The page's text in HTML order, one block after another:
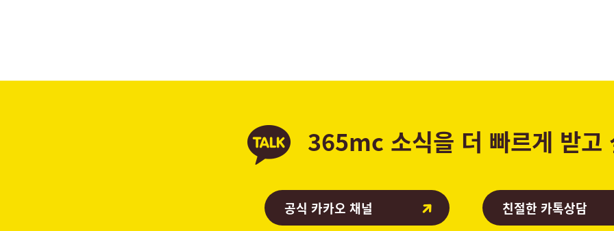
365mc 소식을 더 빠르게 받고
공식 카카오 채널 친절한 카톡상담